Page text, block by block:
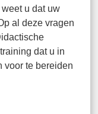
u dat uw
al deze vragen
dat u in
voor te bereiden